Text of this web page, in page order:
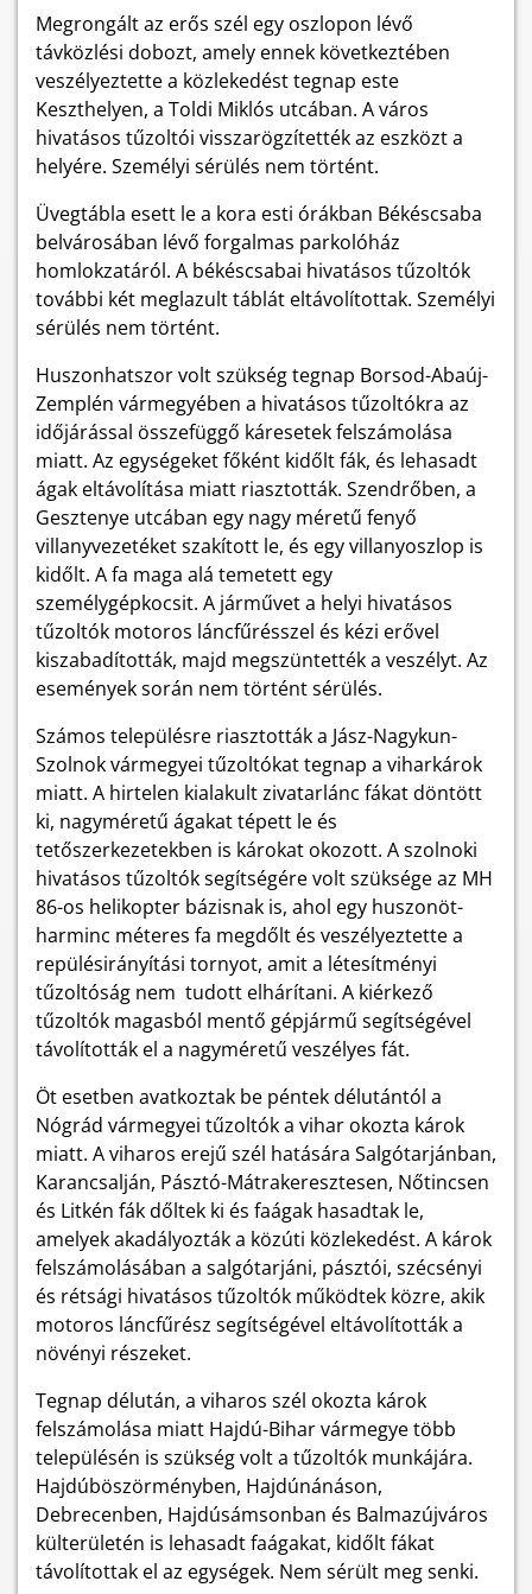
Megrongált az erős szél egy oszlopon lévő
távközlési dobozt, amely ennek következtében
veszélyeztette a közlekedést tegnap este
Keszthelyen, a Toldi Miklós utcában. A város
hivatásos tűzoltói visszarögzítették az eszközt a
helyére. Személyi sérülés nem történt.
Üvegtábla esett le a kora esti órákban Békéscsaba
belvárosában lévő forgalmas parkolóház
homlokzatáról. A békéscsabai hivatásos tűzoltók
további két meglazult táblát eltávolítottak. Személyi
sérülés nem történt.
Huszonhatszor volt szükség tegnap Borsod-Abaúj-
Zemplén vármegyében a hivatásos tűzoltókra az
időjárással összefüggő káresetek felszámolása
miatt. Az egységeket főként kidőlt fák, és lehasadt
ágak eltávolítása miatt riasztották. Szendrőben, a
Gesztenye utcában egy nagy méretű fenyő
villanyvezetéket szakított le, és egy villanyoszlop is
kidőlt. A fa maga alá temetett egy
személygépkocsit. A járművet a helyi hivatásos
tűzoltók motoros láncfűrésszel és kézi erővel
kiszabadították, majd megszüntették a veszélyt. Az
események során nem történt sérülés.
Számos településre riasztották a Jász-Nagykun-
Szolnok vármegyei tűzoltókat tegnap a viharkárok
miatt. A hirtelen kialakult zivatarlánc fákat döntött
ki, nagyméretű ágakat tépett le és
tetőszerkezetekben is károkat okozott. A szolnoki
hivatásos tűzoltók segítségére volt szüksége az MH
86-os helikopter bázisnak is, ahol egy huszonöt-
harminc méteres fa megdőlt és veszélyeztette a
repülésirányítási tornyot, amit a létesítményi
tűzoltóság nem tudott elhárítani. A kiérkező
tűzoltók magasból mentő gépjármű segítségével
távolították el a nagyméretű veszélyes fát.
Öt esetben avatkoztak be péntek délutántól a
Nógrád vármegyei tűzoltók a vihar okozta károk
miatt. A viharos erejű szél hatására Salgótarjánban,
Karancsalján, Pásztó-Mátrakeresztesen, Nőtincsen
és Litkén fák dőltek ki és faágak hasadtak le,
amelyek akadályozták a közúti közlekedést. A károk
felszámolásában a salgótarjáni, pásztói, szécsényi
és rétsági hivatásos tűzoltók működtek közre, akik
motoros láncfűrész segítségével eltávolították a
növényi részeket.
Tegnap délután, a viharos szél okozta károk
felszámolása miatt Hajdú-Bihar vármegye több
településén is szükség volt a tűzoltók munkájára.
Hajdúböszörményben, Hajdúnánáson,
Debrecenben, Hajdúsámsonban és Balmazújváros
külterületén is lehasadt faágakat, kidőlt fákat
távolítottak el az egységek. Nem sérült meg senki.